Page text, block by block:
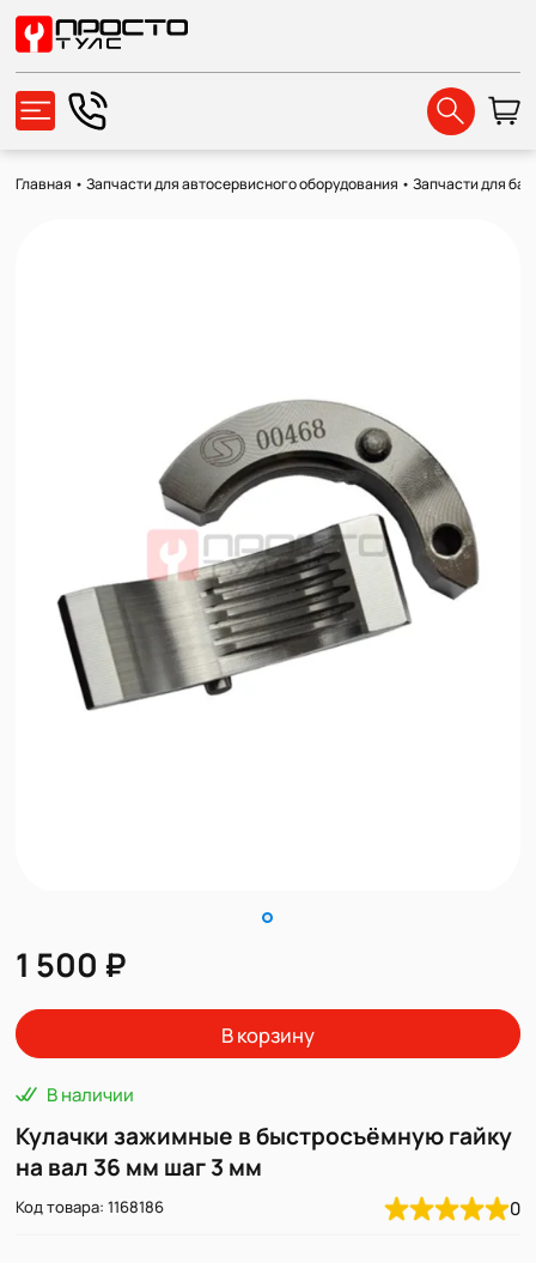
Главная •Запчасти для автосервисного оборудования •Запчасти для
1 500 ₽
В корзину
В наличии
Кулачки зажимные в быстросъёмную гайку
на вал 36 мм шаг 3 мм
Код товара: 1168186 0